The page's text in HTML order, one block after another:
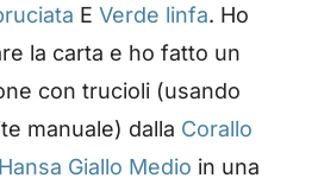
EVerde linfa. Ho
la carta e ho fatto un
con trucioli (usando
manuale) dalla Corallo
Hansa Giallo Medio in una